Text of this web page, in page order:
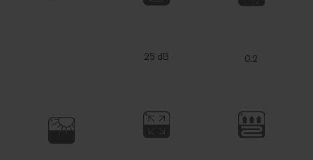
25 dB 0.2